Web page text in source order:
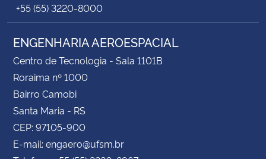
+55 (55) 3220-8000
ENGENHARIA AEROESPACIAL
Centro de Tecnologia - Sala 1101B
Roraima nº 1000
Bairro Camobi
Santa Maria - RS
CEP: 97105-900
E-mail: engaero@ufsm.br